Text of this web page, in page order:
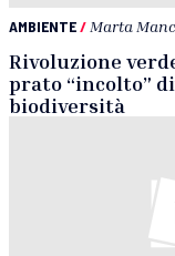
AMBIENTE/ Marta
Rivoluzione
prato “incolto”
biodiversità